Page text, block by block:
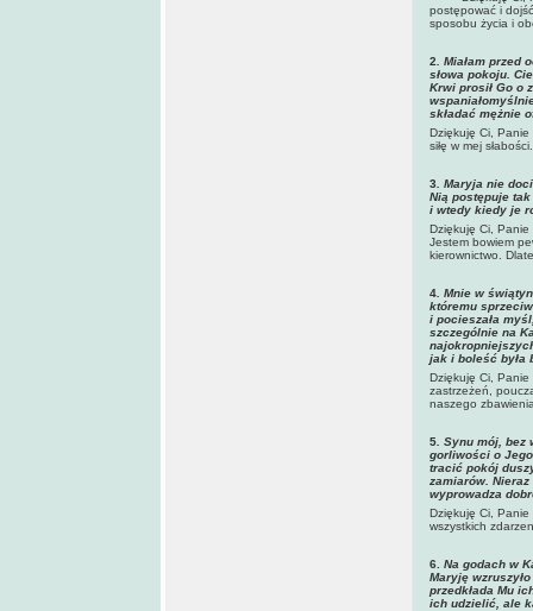
postępować i
sposobu życia i
2 . Miałam przed
słowa pokoju.
Krwi prosił Go o
składać mężnie
Dziękuję Ci,
siłę w mej
3 . Maryja nie
Nią postępuje
i wtedy kiedy je
Dziękuję Ci,
Jestem bowiem
kierownictwo.
4 . Mnie w
któremu
i pocieszała
szczególnie na
jak i boleść była
Dziękuję Ci, Panie
zastrzeżeń,
naszego
5 . Synu mój, bez
gorliwości o Jego
tracić pokój
zamiarów.
wyprowadza
Dziękuję Ci, Panie
wszystkich
6. Na godach w
Maryję
przedkłada Mu
ich udzielić, ale